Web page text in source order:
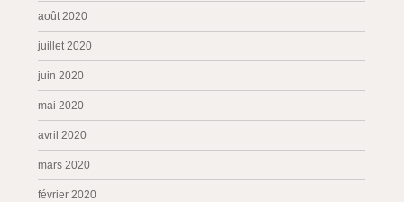
août 2020
juillet 2020
juin 2020
mai 2020
avril 2020
mars 2020
février 2020